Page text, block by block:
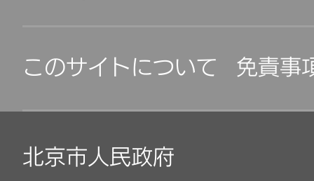
このサイトについて 免責事
北京市人民政府